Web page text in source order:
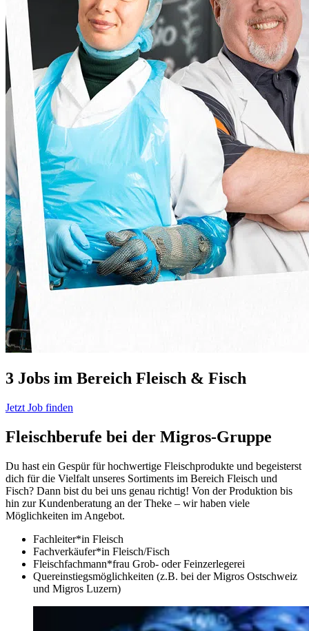
3 Jobs im Bereich Fleisch & Fisch
Jetzt Job finden
Fleischberufe bei der Migros-Gruppe
Du hast ein Gespür für hochwertige Fleischprodukte und begeisterst
dich für die Vielfalt unseres Sortiments im Bereich Fleisch und
Fisch? Dann bist du bei uns genau richtig! Von der Produktion bis
hin zur Kundenberatung an der Theke – wir haben viele
Möglichkeiten im Angebot.
Fachleiter*in Fleisch
Fachverkäufer*in Fleisch/Fisch
Fleischfachmann*frau Grob- oder Feinzerlegerei
Quereinstiegsmöglichkeiten (z.B. bei der Migros Ostschweiz
und Migros Luzern)